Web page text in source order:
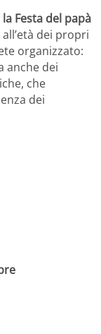
Festa del papà
dei propri
organizzato:
anche dei
che
dei